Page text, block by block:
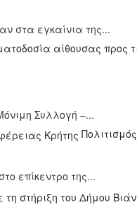
στα εγκαίνια της...
Συλλογή –...
Πολιτισμός
επίκεντρο της...